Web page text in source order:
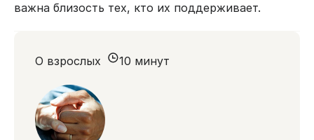
важна близость тех, кто их поддерживает.
О взрослых 10 минут